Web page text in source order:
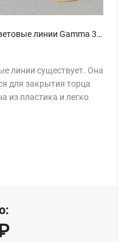
Боковая заглушка профиля световые линии Gamma 35 (Alteza 3.3 см)
линии существует. Она
для закрытия торца
из пластика и легко